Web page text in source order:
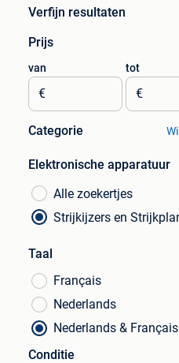
Verfijn resultaten
Prijs
van
€
tot
€
Categorie
Elektronische apparatuur
Alle zoekertjes
Strijkijzers en
Taal
Français
Nederlands
Nederlands & Français
Conditie